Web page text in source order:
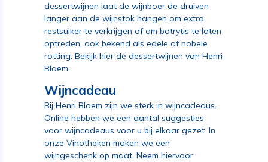
dessertwijnen laat de wijnboer de druiven
langer aan de wijnstok hangen om extra
restsuiker te verkrijgen of om botrytis te laten
optreden, ook bekend als edele of nobele
rotting. Bekijk hier de dessertwijnen van Henri
Bloem.
Wijncadeau
Bij Henri Bloem zijn we sterk in wijncadeaus.
Online hebben we een aantal suggesties
voor wijncadeaus voor u bij elkaar gezet. In
onze Vinotheken maken we een
wijngeschenk op maat. Neem hiervoor